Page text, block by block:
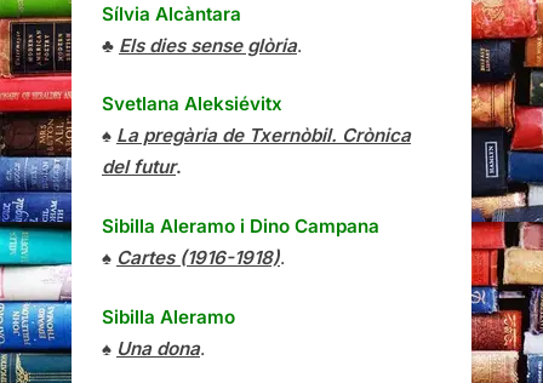
Sílvia Alcàntara
♣ Els dies sense glòria.
Svetlana Aleksiévitx
♠ La pregària de Txernòbil. Crònica
del futur.
Sibilla Aleramo i Dino Campana
♠ Cartes (1916-1918).
Sibilla Aleramo
♠ Una dona.